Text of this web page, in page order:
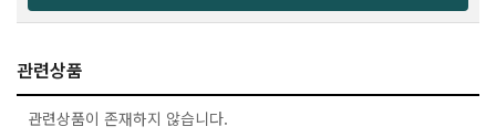
관련상품
관련상품이 존재하지 않습니다.